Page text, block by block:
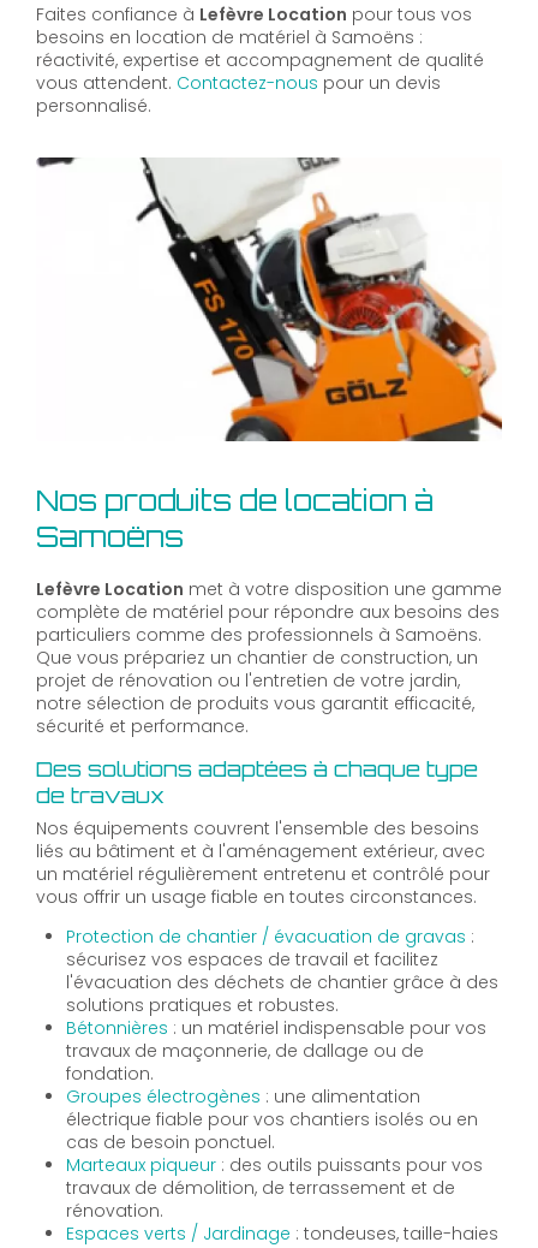
Faites confiance à Lefèvre Location pour tous vos
besoins en location de matériel à Samoëns :
réactivité, expertise et accompagnement de qualité
vous attendent. Contactez-nous pour un devis
personnalisé.
Nos produits de location à
Samoëns
Lefèvre Location met à votre disposition une gamme
complète de matériel pour répondre aux besoins des
particuliers comme des professionnels à Samoëns.
Que vous prépariez un chantier de construction, un
projet de rénovation ou l'entretien de votre jardin,
notre sélection de produits vous garantit efficacité,
sécurité et performance.
Des solutions adaptées à chaque type
de travaux
Nos équipements couvrent l'ensemble des besoins
liés au bâtiment et à l'aménagement extérieur, avec
un matériel régulièrement entretenu et contrôlé pour
vous offrir un usage fiable en toutes circonstances.
Protection de chantier / évacuation de gravas :
sécurisez vos espaces de travail et facilitez
l'évacuation des déchets de chantier grâce à des
solutions pratiques et robustes.
Bétonnières : un matériel indispensable pour vos
travaux de maçonnerie, de dallage ou de
fondation.
Groupes électrogènes : une alimentation
électrique fiable pour vos chantiers isolés ou en
cas de besoin ponctuel.
Marteaux piqueur : des outils puissants pour vos
travaux de démolition, de terrassement et de
rénovation.
Espaces verts / Jardinage : tondeuses, taille-haies